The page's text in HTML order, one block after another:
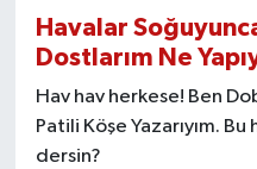
Havalar
Dostlarım Ne
Hav hav herkese! Ben
Patili Köşe Yazarıyım.
dersin?